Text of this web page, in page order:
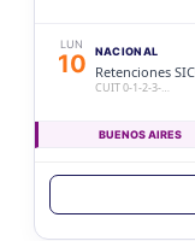
LUN
10 NACIONAL
Retenciones
CUIT 0-1-2-3-…
BUENOS AIRES
BUENOS AIRES
Ag. Bs As Reg
CUIT 0-1-2-3-4-5-6-